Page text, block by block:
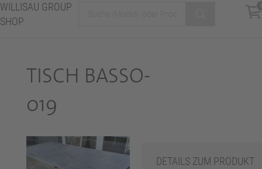
WILLISAU GROUP
SHOP
TISCH BASSO-
019
DETAILS ZUM PRODUKT